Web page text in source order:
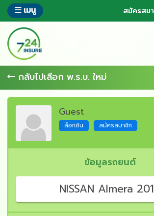
ข้าม
ส่วน
ของ
ข้อมูล
เมนู สมัครสม
กลับไปเลือก พ.ร.บ. ใหม่
Guest
ล็อกอิน สมัครสมาชิก
ข้อมูลรถยนต์
NISSAN Almera